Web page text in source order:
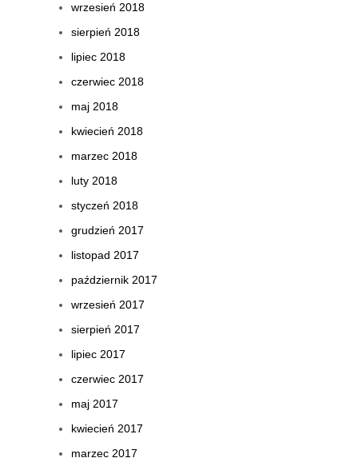
wrzesień 2018
sierpień 2018
lipiec 2018
czerwiec 2018
maj 2018
kwiecień 2018
marzec 2018
luty 2018
styczeń 2018
grudzień 2017
listopad 2017
październik 2017
wrzesień 2017
sierpień 2017
lipiec 2017
czerwiec 2017
maj 2017
kwiecień 2017
marzec 2017